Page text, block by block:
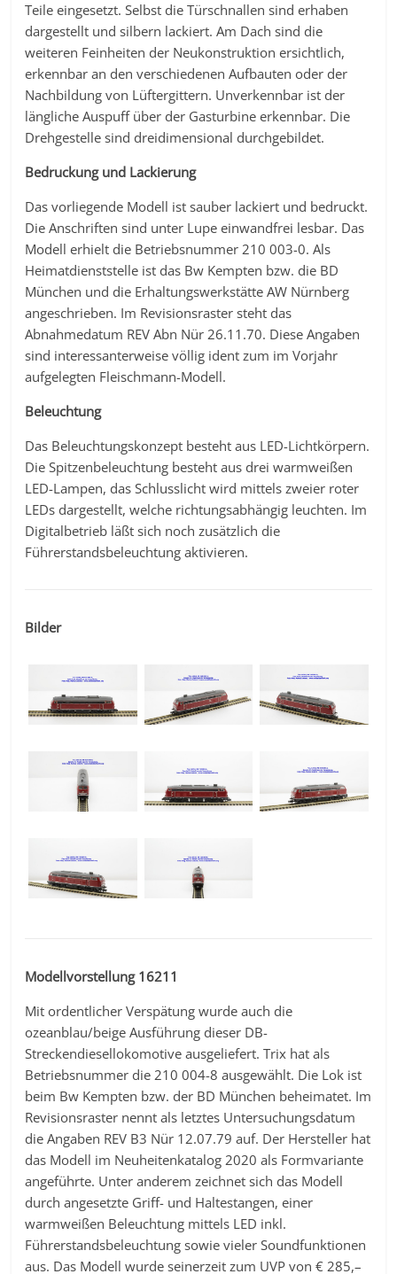
Teile eingesetzt. Selbst die Türschnallen sind erhaben
dargestellt und silbern lackiert. Am Dach sind die
weiteren Feinheiten der Neukonstruktion ersichtlich,
erkennbar an den verschiedenen Aufbauten oder der
Nachbildung von Lüftergittern. Unverkennbar ist der
längliche Auspuff über der Gasturbine erkennbar. Die
Drehgestelle sind dreidimensional durchgebildet.
Bedruckung und Lackierung
Das vorliegende Modell ist sauber lackiert und bedruckt.
Die Anschriften sind unter Lupe einwandfrei lesbar. Das
Modell erhielt die Betriebsnummer 210 003-0. Als
Heimatdienststelle ist das Bw Kempten bzw. die BD
München und die Erhaltungswerkstätte AW Nürnberg
angeschrieben. Im Revisionsraster steht das
Abnahmedatum REV Abn Nür 26.11.70. Diese Angaben
sind interessanterweise völlig ident zum im Vorjahr
aufgelegten Fleischmann-Modell.
Beleuchtung
Das Beleuchtungskonzept besteht aus LED-Lichtkörpern.
Die Spitzenbeleuchtung besteht aus drei warmweißen
LED-Lampen, das Schlusslicht wird mittels zweier roter
LEDs dargestellt, welche richtungsabhängig leuchten. Im
Digitalbetrieb läßt sich noch zusätzlich die
Führerstandsbeleuchtung aktivieren.
Bilder
Modellvorstellung 16211
Mit ordentlicher Verspätung wurde auch die
ozeanblau/beige Ausführung dieser DB-
Streckendiesellokomotive ausgeliefert. Trix hat als
Betriebsnummer die 210 004-8 ausgewählt. Die Lok ist
beim Bw Kempten bzw. der BD München beheimatet. Im
Revisionsraster nennt als letztes Untersuchungsdatum
die Angaben REV B3 Nür 12.07.79 auf. Der Hersteller hat
das Modell im Neuheitenkatalog 2020 als Formvariante
angeführte. Unter anderem zeichnet sich das Modell
durch angesetzte Griff- und Haltestangen, einer
warmweißen Beleuchtung mittels LED inkl.
Führerstandsbeleuchtung sowie vieler Soundfunktionen
aus. Das Modell wurde seinerzeit zum UVP von € 285,–